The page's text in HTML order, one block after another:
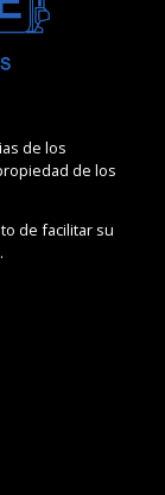
de los
de los
de facilitar su